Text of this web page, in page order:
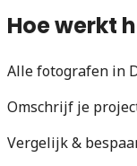
Hoe werkt
Alle fotografen in
Omschrijf je
Vergelijk &